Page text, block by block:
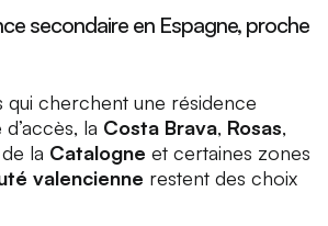
secondaire en Espagne, proche
qui cherchent une résidence
la Costa Brava, Rosas,
la Catalogne et certaines zones
valencienne restent des choix